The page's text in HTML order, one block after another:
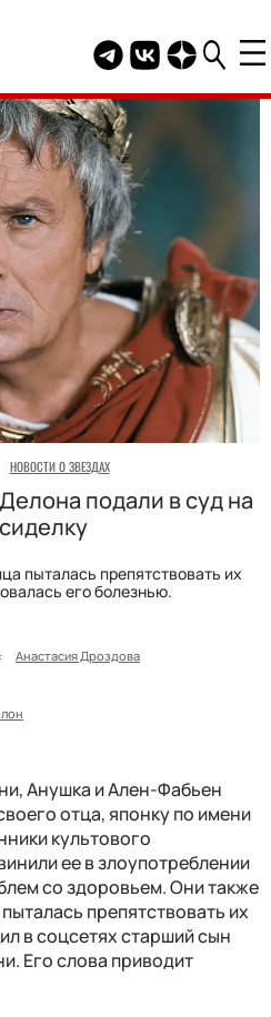
Telegram канал
Группа HELLO
Канал
НОВОСТИ О ЗВЕЗДАХ
подали в суд на
пыталась препятствовать их
его болезнью.
Анастасия Дроздова
Анушка и Ален-Фабьен
отца, японку по имени
культового
ее в злоупотреблении
со здоровьем. Они также
препятствовать их
в соцсетях старший сын
Его слова приводит